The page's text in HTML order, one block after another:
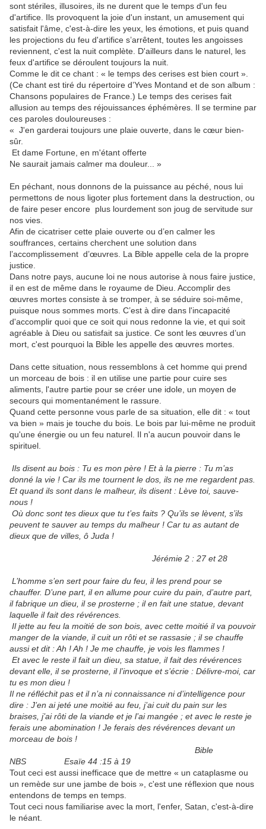
sont stériles, illusoires, ils ne durent que le temps d'un feu
d'artifice. Ils provoquent la joie d'un instant, un amusement qui
satisfait l'âme, c'est-à-dire les yeux, les émotions, et puis quand
les projections du feu d'artifice s’arrêtent, toutes les angoisses
reviennent, c'est la nuit complète. D'ailleurs dans le naturel, les
feux d'artifice se déroulent toujours la nuit.
Comme le dit ce chant : « le temps des cerises est bien court ».
(Ce chant est tiré du répertoire d’Yves Montand et de son album :
Chansons populaires de France.) Le temps des cerises fait
allusion au temps des réjouissances éphémères. Il se termine par
ces paroles douloureuses :
« J'en garderai toujours une plaie ouverte, dans le cœur bien-
sûr.
Et dame Fortune, en m'étant offerte
Ne saurait jamais calmer ma douleur... »
En péchant, nous donnons de la puissance au péché, nous lui
permettons de nous ligoter plus fortement dans la destruction, ou
de faire peser encore plus lourdement son joug de servitude sur
nos vies.
Afin de cicatriser cette plaie ouverte ou d’en calmer les
souffrances, certains cherchent une solution dans
l’accomplissement d’œuvres. La Bible appelle cela de la propre
justice.
Dans notre pays, aucune loi ne nous autorise à nous faire justice,
il en est de même dans le royaume de Dieu. Accomplir des
œuvres mortes consiste à se tromper, à se séduire soi-même,
puisque nous sommes morts. C’est à dire dans l'incapacité
d'accomplir quoi que ce soit qui nous redonne la vie, et qui soit
agréable à Dieu ou satisfait sa justice. Ce sont les œuvres d’un
mort, c'est pourquoi la Bible les appelle des œuvres mortes.
Dans cette situation, nous ressemblons à cet homme qui prend
un morceau de bois : il en utilise une partie pour cuire ses
aliments, l'autre partie pour se créer une idole, un moyen de
secours qui momentanément le rassure.
Quand cette personne vous parle de sa situation, elle dit : « tout
va bien » mais je touche du bois. Le bois par lui-même ne produit
qu'une énergie ou un feu naturel. Il n'a aucun pouvoir dans le
spirituel.
Ils disent au bois : Tu es mon père ! Et à la pierre : Tu m’as
donné la vie ! Car ils me tournent le dos, ils ne me regardent pas.
Et quand ils sont dans le malheur, ils disent : Lève toi, sauve-
nous !
Où donc sont tes dieux que tu t’es faits ? Qu’ils se lèvent, s’ils
peuvent te sauver au temps du malheur ! Car tu as autant de
dieux que de villes, ô Juda !
Jérémie 2 : 27 et 28
L’homme s’en sert pour faire du feu, il les prend pour se
chauffer. D’une part, il en allume pour cuire du pain, d’autre part,
il fabrique un dieu, il se prosterne ; il en fait une statue, devant
laquelle il fait des révérences.
Il jette au feu la moitié de son bois, avec cette moitié il va pouvoir
manger de la viande, il cuit un rôti et se rassasie ; il se chauffe
aussi et dit : Ah ! Ah ! Je me chauffe, je vois les flammes !
Et avec le reste il fait un dieu, sa statue, il fait des révérences
devant elle, il se prosterne, il l’invoque et s’écrie : Délivre-moi, car
tu es mon dieu !
Il ne réfléchit pas et il n’a ni connaissance ni d’intelligence pour
dire : J’en ai jeté une moitié au feu, j’ai cuit du pain sur les
braises, j’ai rôti de la viande et je l’ai mangée ; et avec le reste je
ferais une abomination ! Je ferais des révérences devant un
morceau de bois !
Bible
NBS Esaïe 44 :15 à 19
Tout ceci est aussi inefficace que de mettre « un cataplasme ou
un remède sur une jambe de bois », c'est une réflexion que nous
entendons de temps en temps.
Tout ceci nous familiarise avec la mort, l'enfer, Satan, c'est-à-dire
le néant.